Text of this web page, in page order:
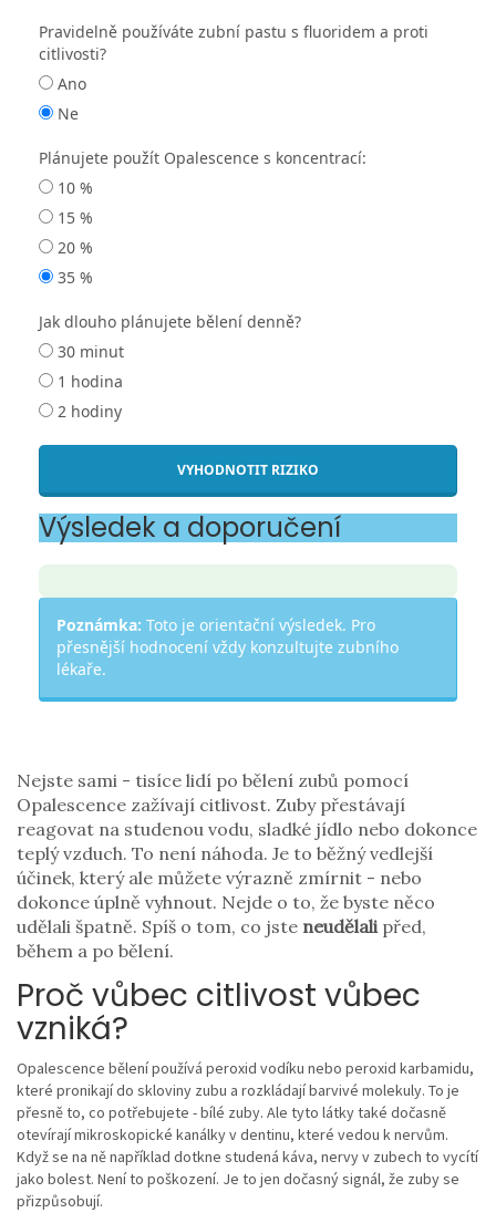
Pravidelně používáte zubní pastu s fluoridem a proti
citlivosti?
Ano
Ne
Plánujete použít Opalescence s koncentrací:
10 %
15 %
20 %
35 %
Jak dlouho plánujete bělení denně?
30 minut
1 hodina
2 hodiny
VYHODNOTIT RIZIKO
Výsledek a doporučení
Poznámka: Toto je orientační výsledek. Pro
přesnější hodnocení vždy konzultujte zubního
lékaře.
Nejste sami - tisíce lidí po bělení zubů pomocí
Opalescence zažívají citlivost. Zuby přestávají
reagovat na studenou vodu, sladké jídlo nebo dokonce
teplý vzduch. To není náhoda. Je to běžný vedlejší
účinek, který ale můžete výrazně zmírnit - nebo
dokonce úplně vyhnout. Nejde o to, že byste něco
udělali špatně. Spíš o tom, co jste neudělalipřed,
během a po bělení.
Proč vůbec citlivost vůbec
vzniká?
Opalescence bělení používá peroxid vodíku nebo peroxid karbamidu,
které pronikají do skloviny zubu a rozkládají barvivé molekuly. To je
přesně to, co potřebujete - bílé zuby. Ale tyto látky také dočasně
otevírají mikroskopické kanálky v dentinu, které vedou k nervům.
Když se na ně například dotkne studená káva, nervy v zubech to vycítí
jako bolest. Není to poškození. Je to jen dočasný signál, že zuby se
přizpůsobují.